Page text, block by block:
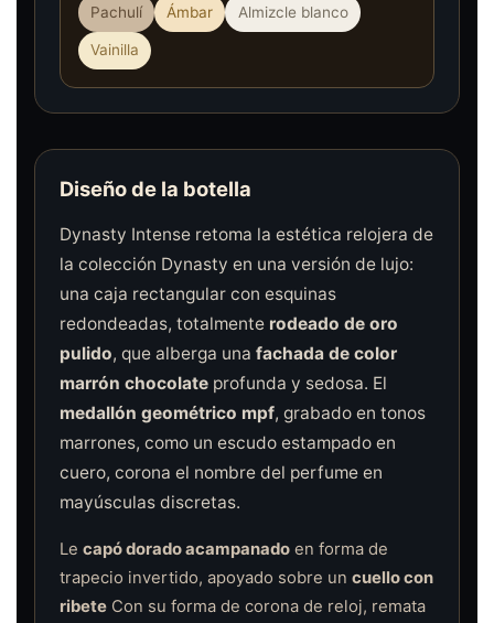
Pachulí Ámbar Almizcle blanco
Vainilla
Diseño de la botella
Dynasty Intense retoma la estética relojera de
la colección Dynasty en una versión de lujo:
una caja rectangular con esquinas
redondeadas, totalmente rodeado de oro
pulido, que alberga una fachada de color
marrón chocolateprofunda y sedosa. El
medallón geométrico mpf, grabado en tonos
marrones, como un escudo estampado en
cuero, corona el nombre del perfume en
mayúsculas discretas.
Le capó dorado acampanadoen forma de
trapecio invertido, apoyado sobre un cuello con
ribeteCon su forma de corona de reloj, remata